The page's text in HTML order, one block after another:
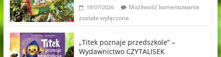
18/07/2026
Możliwość komentowania
została wyłączona
„Titek poznaje przedszkole” –
Wydawnictwo CZYTALISEK